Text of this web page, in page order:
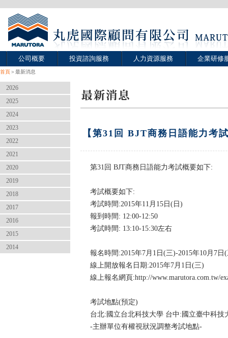
公司概要 投資諮詢服務 人力資源服務 企業研修
首頁＞最新消息
2026
2025
2024
2023
2022
2021
2020
2019
2018
2017
2016
2015
2014
【第31回 BJT商務日語能力考
第31回 BJT商務日語能力考試概要如下:
考試概要如下:
考試時間:2015年11月15日(日)
報到時間: 12:00-12:50
考試時間: 13:10-15:30左右
報名時間:2015年7月1日(三)-2015年10月7日
線上開放報名日期:2015年7月1日(三)
線上報名網頁:http://www.marutora.com.tw/
考試地點(預定)
台北:國立台北科技大學 台中:國立臺中科技
-主辦單位有權視狀況調整考試地點-